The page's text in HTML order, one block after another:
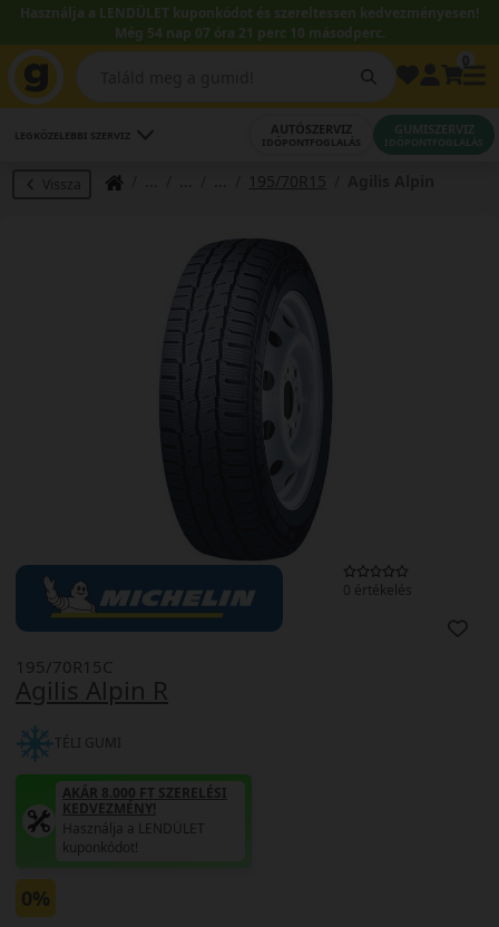
Használja a LENDÜLET kuponkódot és szereltessen kedvezményesen!
Még 54 nap 07 óra 21 perc 09 másodperc.
LEGKÖZELEBBI SZERVIZ AUTÓSZERVIZ
IDŐPONTFOGLALÁS
GUMISZERVIZ
IDŐPONTFOGLALÁS
Vissza 195/70R15
0 értékelés
Agilis Alpin R
195/70R15C
TÉLI GUMI
AKÁR 8.000 FT SZERELÉSI
KEDVEZMÉNY!
Használja a LENDÜLET
kuponkódot!
0%